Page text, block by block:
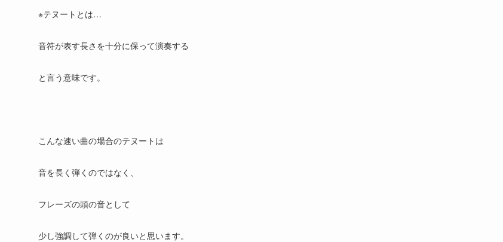
※テヌートとは…
音符が表す長さを十分に保って演奏する
と言う意味です。
こんな速い曲の場合のテヌートは
音を長く弾くのではなく、
フレーズの頭の音として
少し強調して弾くのが良いと思います。